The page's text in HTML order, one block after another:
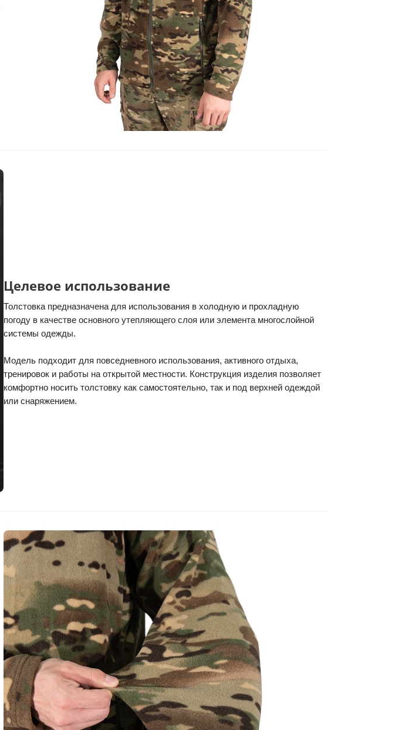
Целевое использование
Толстовка предназначена для использования в холодную и прохладную
погоду в качестве основного утепляющего слоя или элемента многослойной
системы одежды.
Модель подходит для повседневного использования, активного отдыха,
тренировок и работы на открытой местности. Конструкция изделия позволяет
комфортно носить толстовку как самостоятельно, так и под верхней одеждой
или снаряжением.